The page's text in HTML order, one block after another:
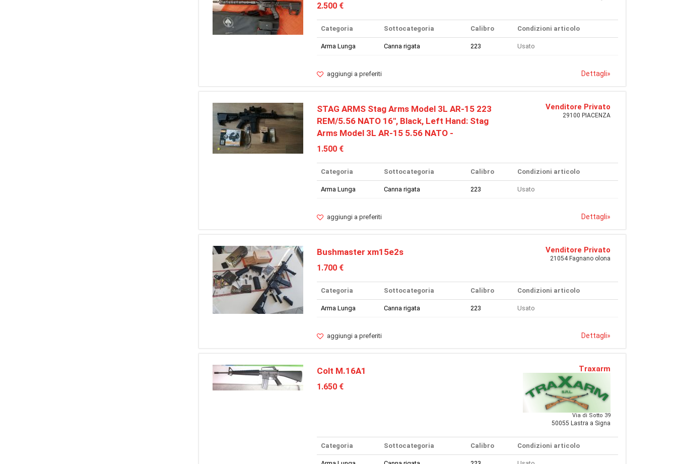
2.500 €
Categoria Sottocategoria Calibro Condizioni articolo
Arma Lunga Canna rigata 223 Usato
aggiungi a preferiti Dettagli»
STAG ARMS Stag Arms Model 3L AR-15 223
REM/5.56 NATO 16", Black, Left Hand: Stag
Arms Model 3L AR-15 5.56 NATO -
1.500 €
Venditore Privato
29100 PIACENZA
Categoria Sottocategoria Calibro Condizioni articolo
Arma Lunga Canna rigata 223 Usato
aggiungi a preferiti Dettagli»
Bushmaster xm15e2s
1.700 €
Venditore Privato
21054 Fagnano olona
Categoria Sottocategoria Calibro Condizioni articolo
Arma Lunga Canna rigata 223 Usato
aggiungi a preferiti Dettagli»
Colt M.16A1
1.650 €
Traxarm
Via di Sotto 39
50055 Lastra a Signa
Categoria Sottocategoria Calibro Condizioni articolo